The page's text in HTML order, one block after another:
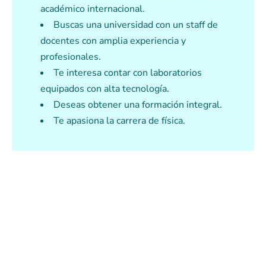
académico internacional.
Buscas una universidad con un staff de
docentes con amplia experiencia y
profesionales.
Te interesa contar con laboratorios
equipados con alta tecnología.
Deseas obtener una formación integral.
Te apasiona la carrera de física.